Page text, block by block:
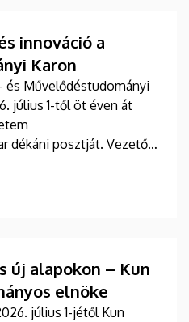
innováció a
Karon
és Művelődéstudományi
július 1-től öt éven át
dékáni posztját. Vezetői
szán a kar
klasszikus
egyben reagálva a
új alapokon – Kun
elnöke
július 1-jétől Kun